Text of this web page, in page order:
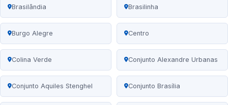
Brasilândia Brasilinha
Burgo Alegre Centro
Colina Verde Conjunto Alexandre Urbanas
Conjunto Aquiles Stenghel Conjunto Brasília